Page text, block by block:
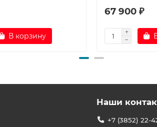
В корзину
67 900 ₽
Наши
+7 (3852) 22-